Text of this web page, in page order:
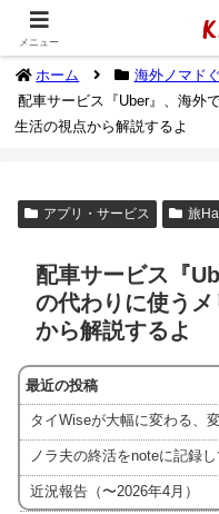
2014年1月から海外
ホーム 海外ノマド
配車サービス『Uber』、海外
生活の視点から解説するよ
アプリ・サービス 旅
配車サービス『
の代わりに使う
から解説するよ
最近の投稿
タイWiseが大幅に変わる、
ノラ夫の終活をnoteに記録
近況報告（〜2026年4月）
メニュー